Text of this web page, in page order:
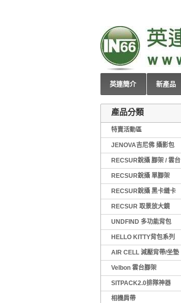
英連簡介 新產品
產品分類
特賣活動區
JENOVA吉尼佛 攝影包
RECSUR銳攝 腳架 / 雲台
RECSUR銳攝 單腳架
RECSUR銳攝 黑卡縫卡
RECSUR 取景放大鏡
UNDFIND 多功能背包
HELLO KITTY背包系列
AIR CELL 減壓背帶/坐墊
Velbon 雲台腳架
SITPACK2.0排隊神器
相機肩帶